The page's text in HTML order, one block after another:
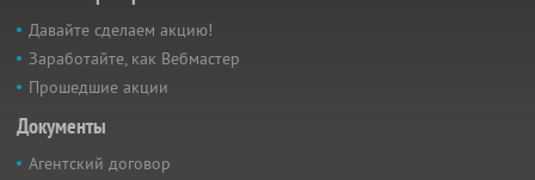
Давайте сделаем акцию!
Заработайте, как Вебмастер
Прошедшие акции
Документы
Агентский договор